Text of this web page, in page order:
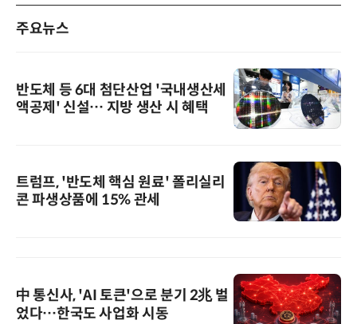
주요뉴스
반도체 등 6대 첨단산업 '국내생산세
액공제' 신설… 지방 생산 시 혜택
트럼프, '반도체 핵심 원료' 폴리실리
콘 파생상품에 15% 관세
中 통신사, 'AI 토큰'으로 분기 2兆 벌
었다…한국도 사업화 시동